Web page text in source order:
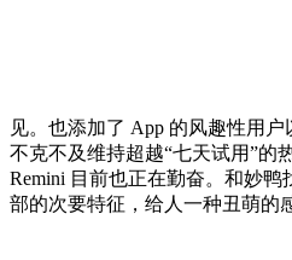
见。也添加了 App 的风趣性用户
不克不及维持超越“七天试用”的
Remini 目前也正在勤奋。和妙
部的次要特征，给人一种丑萌的